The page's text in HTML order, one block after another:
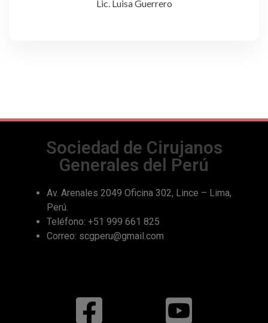
Lic. Luisa Guerrero
Sociedad de Cirujanos
Generales del Perú
Av. Arenales 2049 Oficina 302, Lince – Lima,
Perú.
Teléfono: +51 999 661 825
Correo: scgperu@gmail.com